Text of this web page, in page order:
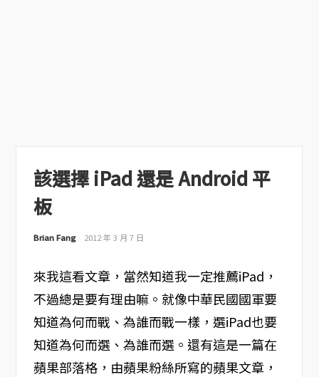
該選擇 iPad 還是 Android 平
板
Brian Fang 2012 年 3 月 7 日
來我這看文章，當然知道我一定推薦iPad，
不過總是要有理由嘛。就像中華民國國軍要
知道為何而戰、為誰而戰一樣，選iPad也要
知道為何而選、為誰而選。還有這是一篇在
蘋果部落格，由蘋果粉絲所寫的蘋果文章，